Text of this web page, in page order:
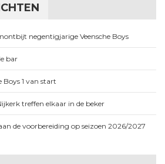
negentigjarige Veensche Boys
bar
Boys 1 van start
treffen elkaar in de beker
de voorbereiding op seizoen 2026/2027